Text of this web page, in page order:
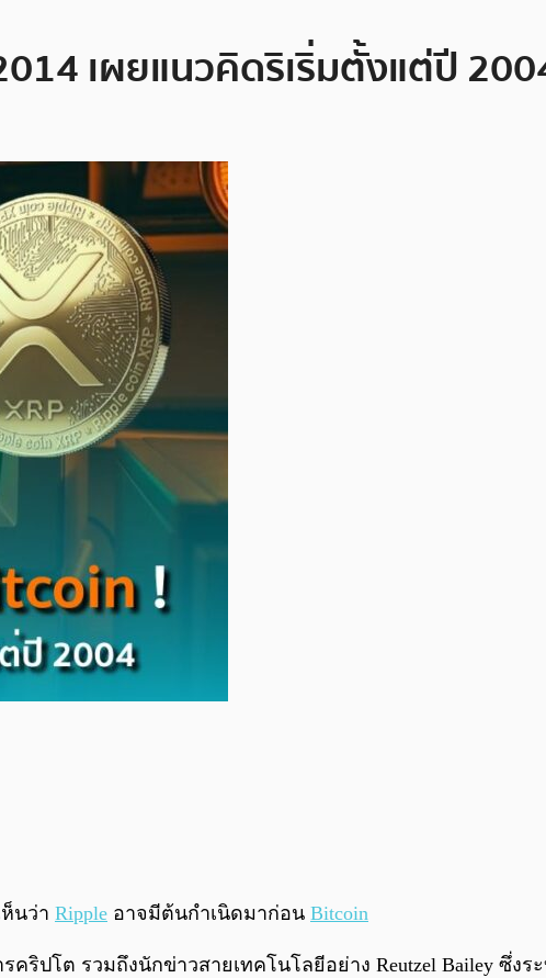
เผยแนวคิดริเริ่มตั้งแต่ปี
นว่า Ripple อาจมีต้นกำเนิดมาก่อน Bitcoin
ริปโต รวมถึงนักข่าวสายเทคโนโลยีอย่าง Reutzel Bailey ซึ่งร